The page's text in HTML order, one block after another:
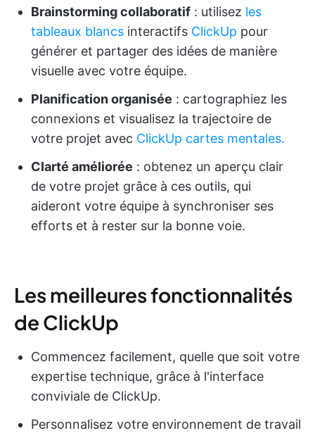
Brainstorming collaboratif : utilisez les
tableaux blancs interactifs ClickUp pour
générer et partager des idées de manière
visuelle avec votre équipe.
Planification organisée : cartographiez les
connexions et visualisez la trajectoire de
votre projet avec ClickUp cartes mentales.
Clarté améliorée : obtenez un aperçu clair
de votre projet grâce à ces outils, qui
aideront votre équipe à synchroniser ses
efforts et à rester sur la bonne voie.
Les meilleures fonctionnalités
de ClickUp
Commencez facilement, quelle que soit votre
expertise technique, grâce à l'interface
conviviale de ClickUp.
Personnalisez votre environnement de travail